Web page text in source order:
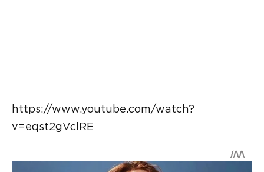
https://www.youtube.com/watch?
v=eqst2gVclRE